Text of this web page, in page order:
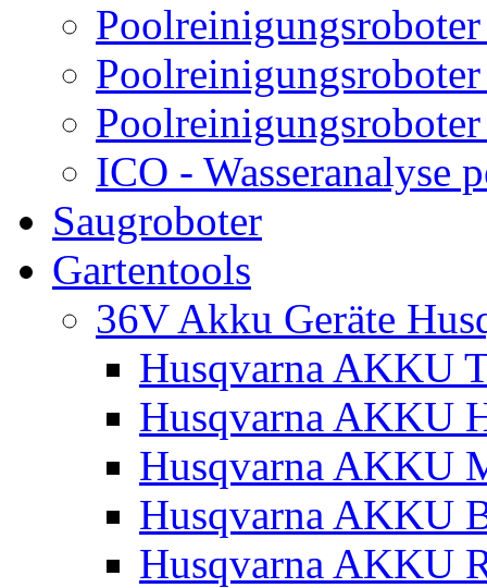
ICO - Wasseranalyse
Saugroboter
Gartentools
36V Akku Geräte
Husqvarna AKKU
Husqvarna AKKU
Husqvarna AKKU
Husqvarna AKKU
Husqvarna AKKU